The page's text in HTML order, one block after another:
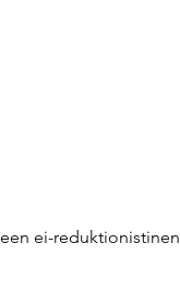
ei-reduktionistinen